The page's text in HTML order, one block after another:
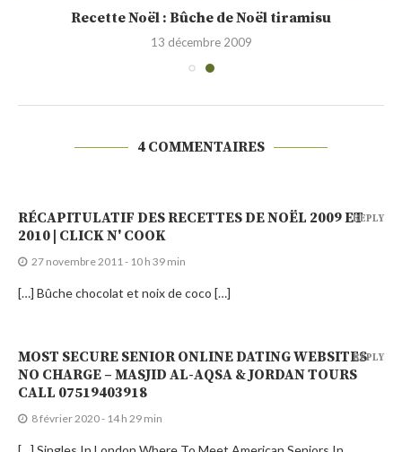
Recette Noël : Bûche de Noël tiramisu
13 décembre 2009
4 COMMENTAIRES
RÉCAPITULATIF DES RECETTES DE NOËL 2009 ET
2010 | CLICK N' COOK
27 novembre 2011 - 10 h 39 min
[…] Bûche chocolat et noix de coco […]
REPLY
MOST SECURE SENIOR ONLINE DATING WEBSITES
NO CHARGE – MASJID AL-AQSA & JORDAN TOURS
CALL 07519403918
8 février 2020 - 14 h 29 min
REPLY